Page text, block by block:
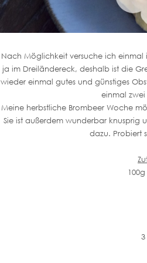
Nach Möglichkeit versuche ich
ja im Dreiländereck, deshalb ist die
wieder einmal gutes und günstiges
einmal zwei
Meine herbstliche Brombeer Woche
Sie ist außerdem wunderbar
dazu. Probiert